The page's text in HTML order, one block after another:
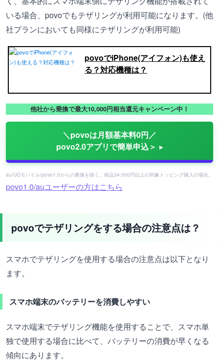
いる場合、povoでもテザリングが利用可能になります。(他
社プランにおいても同様にテザリングが利用可能)
povoでiPhone(アイフォン)も使え
る？対応機種は？
他社から乗換で最大10,000円相当還元キャンペーン中！
＼povoは月額基本料0円／
povo2.0アプリで簡単申込＞
au/UQモバイル/povo1.0からの乗換を除く。税込24,000円以上の対象トッピング購入の場合。
povo1.0/auユーザーの方はこちら
povoでテザリングをする場合の注意点は？
スマホでテザリングを使用する場合の注意点は以下となり
ます。
スマホ端末のバッテリーを消費しやすい
スマホ端末でテザリング機能を使用することで、スマホ単
独で使用する場合に比べて、バッテリーの消費が早くなる
傾向にあります。